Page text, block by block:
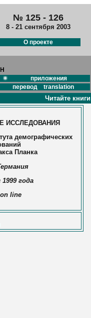
№ 125 - 126
8 - 21 сентября 2003
О проекте
приложения
перевод translation
Читайте книги
ИССЛЕДОВАНИЯ
демографических
Планка
года
line